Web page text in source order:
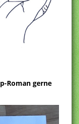
Roman gerne